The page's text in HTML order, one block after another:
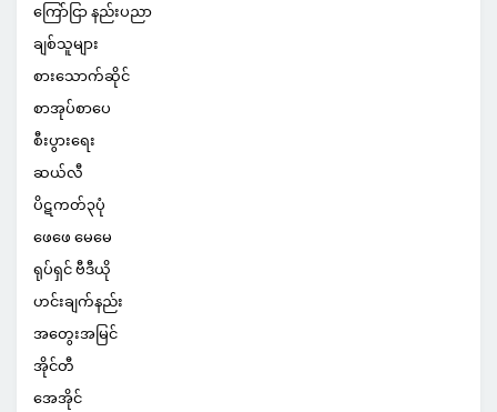
ကြော်ငြာ နည်းပညာ
ချစ်သူများ
စားသောက်ဆိုင်
စာအုပ်စာပေ
စီးပွားရေး
ဆယ်လီ
ပိဋကတ်၃ပုံ
ဖေဖေ မေမေ
ရုပ်ရှင် ဗီဒီယို
ဟင်းချက်နည်း
အတွေးအမြင်
အိုင်တီ
အေအိုင်